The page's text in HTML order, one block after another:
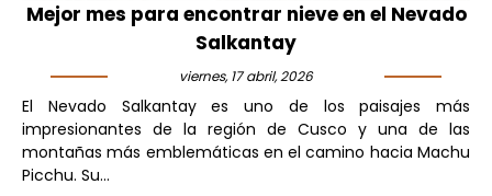
Mejor mes para encontrar nieve en el Nevado
Salkantay
viernes, 17 abril, 2026
El Nevado Salkantay es uno de los paisajes más
impresionantes de la región de Cusco y una de las
montañas más emblemáticas en el camino hacia Machu
Picchu. Su...